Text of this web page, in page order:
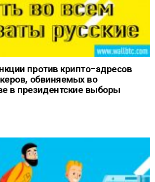
против крипто-адресов
обвиняемых во
в президентские выборы